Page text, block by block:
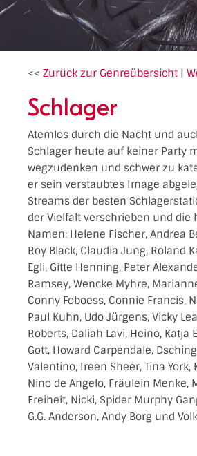
<< Zurück zur Genreübersicht |
Schlager
Atemlos durch die Nacht und
Schlager heute auf keiner Party
wegzudenken und schwer zu
er sein verstaubtes Image
Streams der besten
der Vielfalt verschrieben und die
Namen: Helene Fischer, Andrea
Roy Black, Claudia Jung, Roland
Egli, Gitte Henning, Peter
Ramsey, Wencke Myhre,
Conny Foboess, Connie Francis,
Paul Kuhn, Udo Jürgens, Vicky
Roberts, Daliah Lavi, Heino, Katja
Gott, Howard Carpendale,
Valentino, Ireen Sheer, Tina York,
Nino de Angelo, Fräulein Menke,
Freiheit, Nicki, Spider Murphy
G.G. Anderson, Andy Borg und